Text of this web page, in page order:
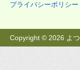
プライバシーポリシー
Copyright © 2026 よ